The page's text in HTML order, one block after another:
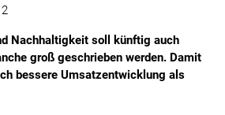
Nachhaltigkeit soll künftig auch
groß geschrieben werden. Damit
bessere Umsatzentwicklung als